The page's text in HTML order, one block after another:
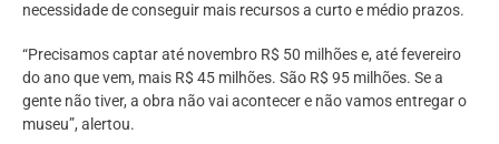
necessidade de conseguir mais recursos a curto e médio prazos.
“Precisamos captar até novembro R$ 50 milhões e, até fevereiro
do ano que vem, mais R$ 45 milhões. São R$ 95 milhões. Se a
gente não tiver, a obra não vai acontecer e não vamos entregar o
museu”, alertou.